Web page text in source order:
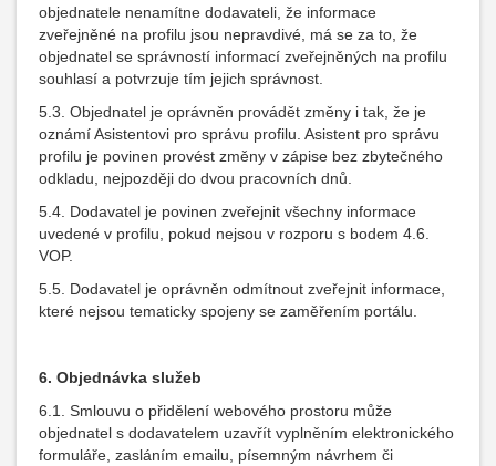
objednatele nenamítne dodavateli, že informace
zveřejněné na profilu jsou nepravdivé, má se za to, že
objednatel se správností informací zveřejněných na profilu
souhlasí a potvrzuje tím jejich správnost.
5.3. Objednatel je oprávněn provádět změny i tak, že je
oznámí Asistentovi pro správu profilu. Asistent pro správu
profilu je povinen provést změny v zápise bez zbytečného
odkladu, nejpozději do dvou pracovních dnů.
5.4. Dodavatel je povinen zveřejnit všechny informace
uvedené v profilu, pokud nejsou v rozporu s bodem 4.6.
VOP.
5.5. Dodavatel je oprávněn odmítnout zveřejnit informace,
které nejsou tematicky spojeny se zaměřením portálu.
6. Objednávka služeb
6.1. Smlouvu o přidělení webového prostoru může
objednatel s dodavatelem uzavřít vyplněním elektronického
formuláře, zasláním emailu, písemným návrhem či